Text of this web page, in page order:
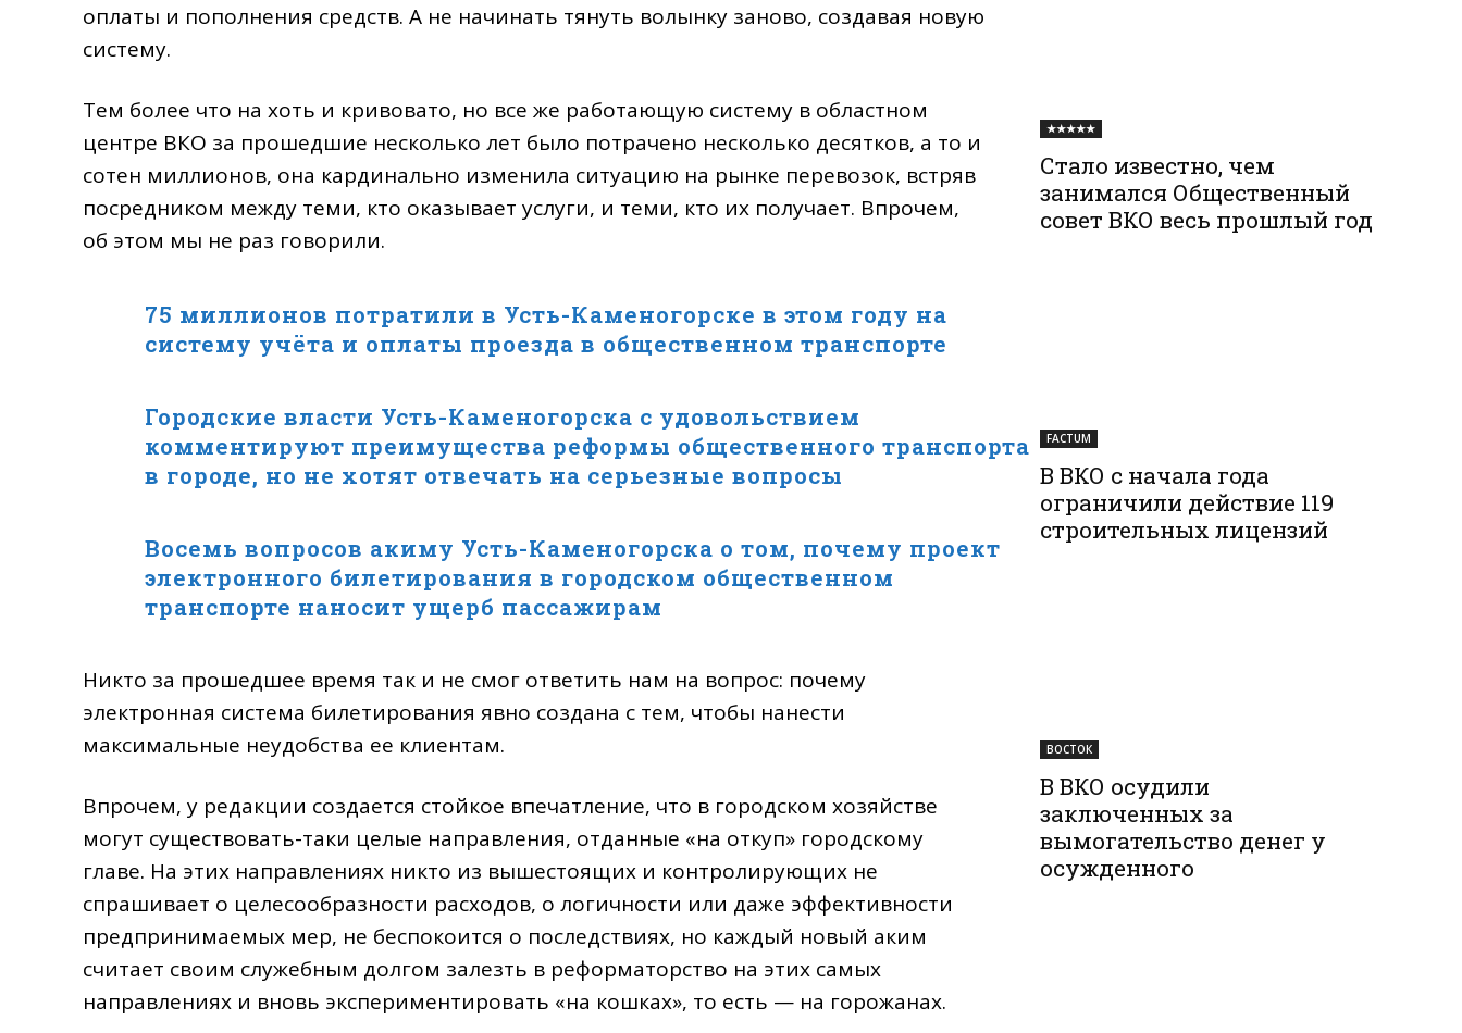
оплаты и пополнения средств. А не начинать тянуть волынку заново, создавая новую
систему.
Тем более что на хоть и кривовато, но все же работающую систему в областном
центре ВКО за прошедшие несколько лет было потрачено несколько десятков, а то и
сотен миллионов, она кардинально изменила ситуацию на рынке перевозок, встряв
посредником между теми, кто оказывает услуги, и теми, кто их получает. Впрочем,
об этом мы не раз говорили.
75 миллионов потратили в Усть-Каменогорске в этом году на
систему учёта и оплаты проезда в общественном транспорте
Городские власти Усть-Каменогорска с удовольствием
комментируют преимущества реформы общественного транспорта
в городе, но не хотят отвечать на серьезные вопросы
Восемь вопросов акиму Усть-Каменогорска о том, почему проект
электронного билетирования в городском общественном
транспорте наносит ущерб пассажирам
Никто за прошедшее время так и не смог ответить нам на вопрос: почему
электронная система билетирования явно создана с тем, чтобы нанести
максимальные неудобства ее клиентам.
Впрочем, у редакции создается стойкое впечатление, что в городском хозяйстве
могут существовать-таки целые направления, отданные «на откуп» городскому
главе. На этих направлениях никто из вышестоящих и контролирующих не
спрашивает о целесообразности расходов, о логичности или даже эффективности
предпринимаемых мер, не беспокоится о последствиях, но каждый новый аким
считает своим служебным долгом залезть в реформаторство на этих самых
направлениях и вновь экспериментировать «на кошках», то есть — на горожанах.
★★★★★
Стало известно, чем
занимался Общественный
совет ВКО весь прошлый год
FACTUM
В ВКО с начала года
ограничили действие 119
строительных лицензий
ВОСТОК
В ВКО осудили
заключенных за
вымогательство денег у
осужденного